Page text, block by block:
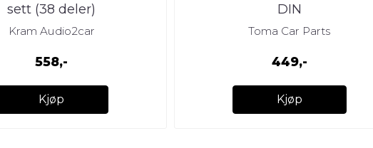
sett (38 deler)
Kram Audio2car
558,-
Kjøp
DIN
Toma Car Parts
449,-
Kjøp